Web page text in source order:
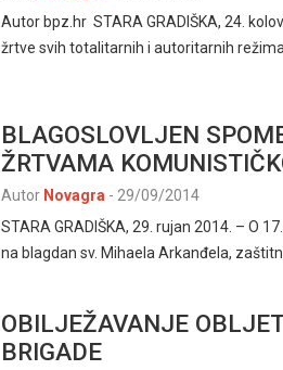
Autor bpz.hr STARA GRADIŠKA, 24.
žrtve svih totalitarnih i autoritarnih režima
BLAGOSLOVLJEN
ŽRTVAMA
Autor Novagra - 29/09/2014
STARA GRADIŠKA, 29. rujan 2014. – O
na blagdan sv. Mihaela Arkanđela,
OBILJEŽAVANJE
BRIGADE